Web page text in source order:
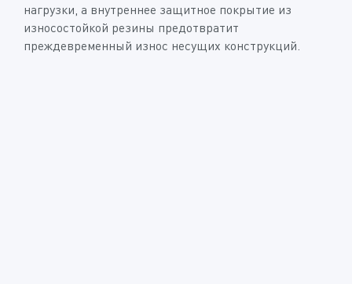
нагрузки, а внутреннее защитное покрытие из
износостойкой резины предотвратит
преждевременный износ несущих конструкций.